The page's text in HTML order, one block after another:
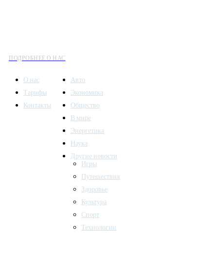
ПОДРОБНЕЕ О НАС
О нас
Тарифы
Контакты
Авто
Экономика
Общество
В мире
Энергетика
Наука
Другие новости
Игры
Путешествия
Здоровье
Культура
Спорт
Технологии